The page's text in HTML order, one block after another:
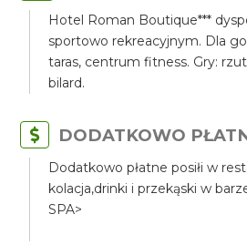
Hotel Roman Boutique***
sportowo rekreacyjnym. Dla
taras, centrum fitness. Gry:
bilard.
DODATKOWO
Dodatkowo płatne posiłi w
kolacja,drinki i przekąski w
SPA>